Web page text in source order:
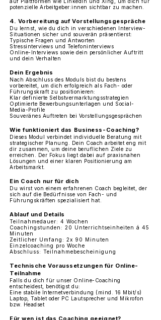
potenzielle Arbeitgeber:innen sichtbar zu machen.
4. Vorbereitung auf Vorstellungsgespräche
Du lernst, wie du dich in verschiedenen Interview-
Situationen sicher und souverän präsentierst:
Typische Fragen und Antworten
Stressinterviews und Telefoninterviews
Online-Interviews sowie dein persönlicher Auftritt
und dein Verhalten
Dein Ergebnis
Nach Abschluss des Moduls bist du bestens
vorbereitet, um dich erfolgreich als Fach- oder
Führungskraft zu positionieren:
Klar definierte Selbstvermarktungsstrategien
Optimierte Bewerbungsunterlagen und Social-
Media-Profile
Souveränes Auftreten bei Vorstellungsgesprächen
Wie funktioniert das Business-Coaching?
Dieses Modul verbindet individuelle Beratung mit
strategischer Planung. Dein Coach arbeitet eng mit
dir zusammen, um deine beruflichen Ziele zu
erreichen. Der Fokus liegt dabei auf praxisnahen
Lösungen und einer klaren Positionierung am
Arbeitsmarkt.
Ein Coach nur für dich
Du wirst von einem erfahrenen Coach begleitet, der
sich auf die Bedürfnisse von Fach- und
Führungskräften spezialisiert hat.
Ablauf und Details
Teilnahmedauer: 4 Wochen
Coachingstunden: 20 Unterrichtseinheiten á 45
Minuten
Zeitlicher Umfang: 2x 90 Minuten
Einzelcoaching pro Woche
Abschluss: Teilnahmebescheinigung
Technische Voraussetzungen für Online-
Teilnahme
Falls du dich für unser Online-Coaching
entscheidest, benötigst du:
Eine stabile Internetverbindung (mind. 16 Mbit/s)
Laptop, Tablet oder PC Lautsprecher und Mikrofon
bzw. Headset
Für wen ist das Coaching geeignet?